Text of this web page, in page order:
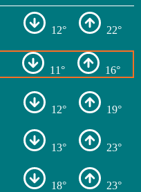
12° 22°
11° 16°
12° 19°
13° 23°
18° 23°